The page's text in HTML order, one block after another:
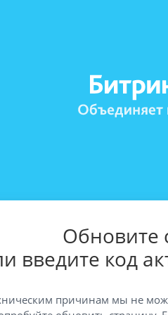
Обновите
введите код
причинам мы не